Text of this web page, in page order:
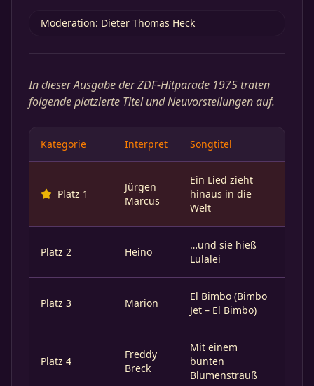
Moderation: Dieter Thomas Heck
In dieser Ausgabe der ZDF-Hitparade 1975 traten
folgende platzierte Titel und Neuvorstellungen auf.
Kategorie Interpret Songtitel
Platz 1
Jürgen
Marcus
Ein Lied zieht
hinaus in die
Welt
Platz 2 Heino
…und sie hieß
Lulalei
Platz 3 Marion
El Bimbo (Bimbo
Jet – El Bimbo)
Platz 4
Freddy
Breck
Mit einem
bunten
Blumenstrauß